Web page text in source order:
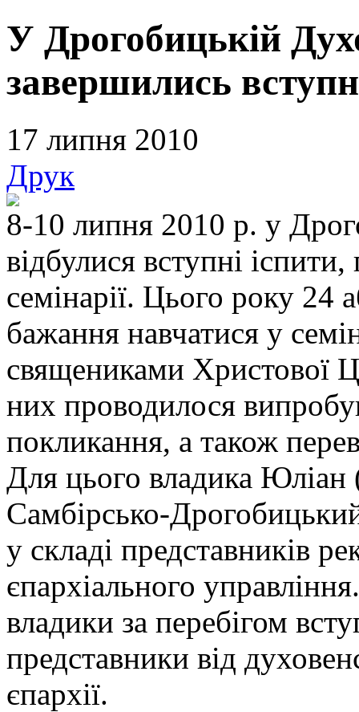
У Дрогобицькій
завершились
17 липня 2010
Друк
8-10 липня 2010 р. у
відбулися вступні
семінарії. Цього року 24
бажання навчатися у
священиками Христової
них проводилося
покликання, а також
Для цього владика
Самбірсько-
у складі представників
єпархіального
владики за перебігом
представники від
єпархії.